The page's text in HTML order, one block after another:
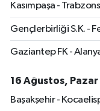
Kasımpaşa -
Gençlerbirliği S.K. -
Gaziantep FK -
16 Ağustos, Pazar
Başakşehir -